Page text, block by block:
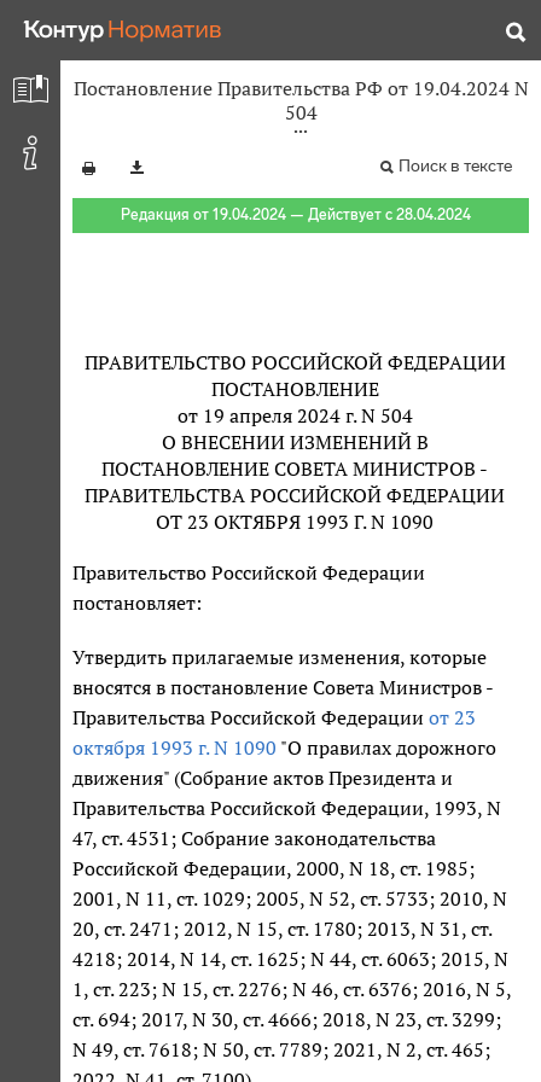
Постановление Правительства РФ от 19.04.2024 N
504
Поиск в тексте
Редакция от 19.04.2024 — Действует с 28.04.2024
ПРАВИТЕЛЬСТВО РОССИЙСКОЙ ФЕДЕРАЦИИ
ПОСТАНОВЛЕНИЕ
от 19 апреля 2024 г. N 504
О ВНЕСЕНИИ ИЗМЕНЕНИЙ В
ПОСТАНОВЛЕНИЕ СОВЕТА МИНИСТРОВ -
ПРАВИТЕЛЬСТВА РОССИЙСКОЙ ФЕДЕРАЦИИ
ОТ 23 ОКТЯБРЯ 1993 Г. N 1090
Правительство Российской Федерации
постановляет:
Утвердить прилагаемые изменения, которые
вносятся в постановление Совета Министров -
Правительства Российской Федерации от 23
октября 1993 г. N 1090 "О правилах дорожного
движения" (Собрание актов Президента и
Правительства Российской Федерации, 1993, N
47, ст. 4531; Собрание законодательства
Российской Федерации, 2000, N 18, ст. 1985;
2001, N 11, ст. 1029; 2005, N 52, ст. 5733; 2010, N
20, ст. 2471; 2012, N 15, ст. 1780; 2013, N 31, ст.
4218; 2014, N 14, ст. 1625; N 44, ст. 6063; 2015, N
1, ст. 223; N 15, ст. 2276; N 46, ст. 6376; 2016, N 5,
ст. 694; 2017, N 30, ст. 4666; 2018, N 23, ст. 3299;
N 49, ст. 7618; N 50, ст. 7789; 2021, N 2, ст. 465;